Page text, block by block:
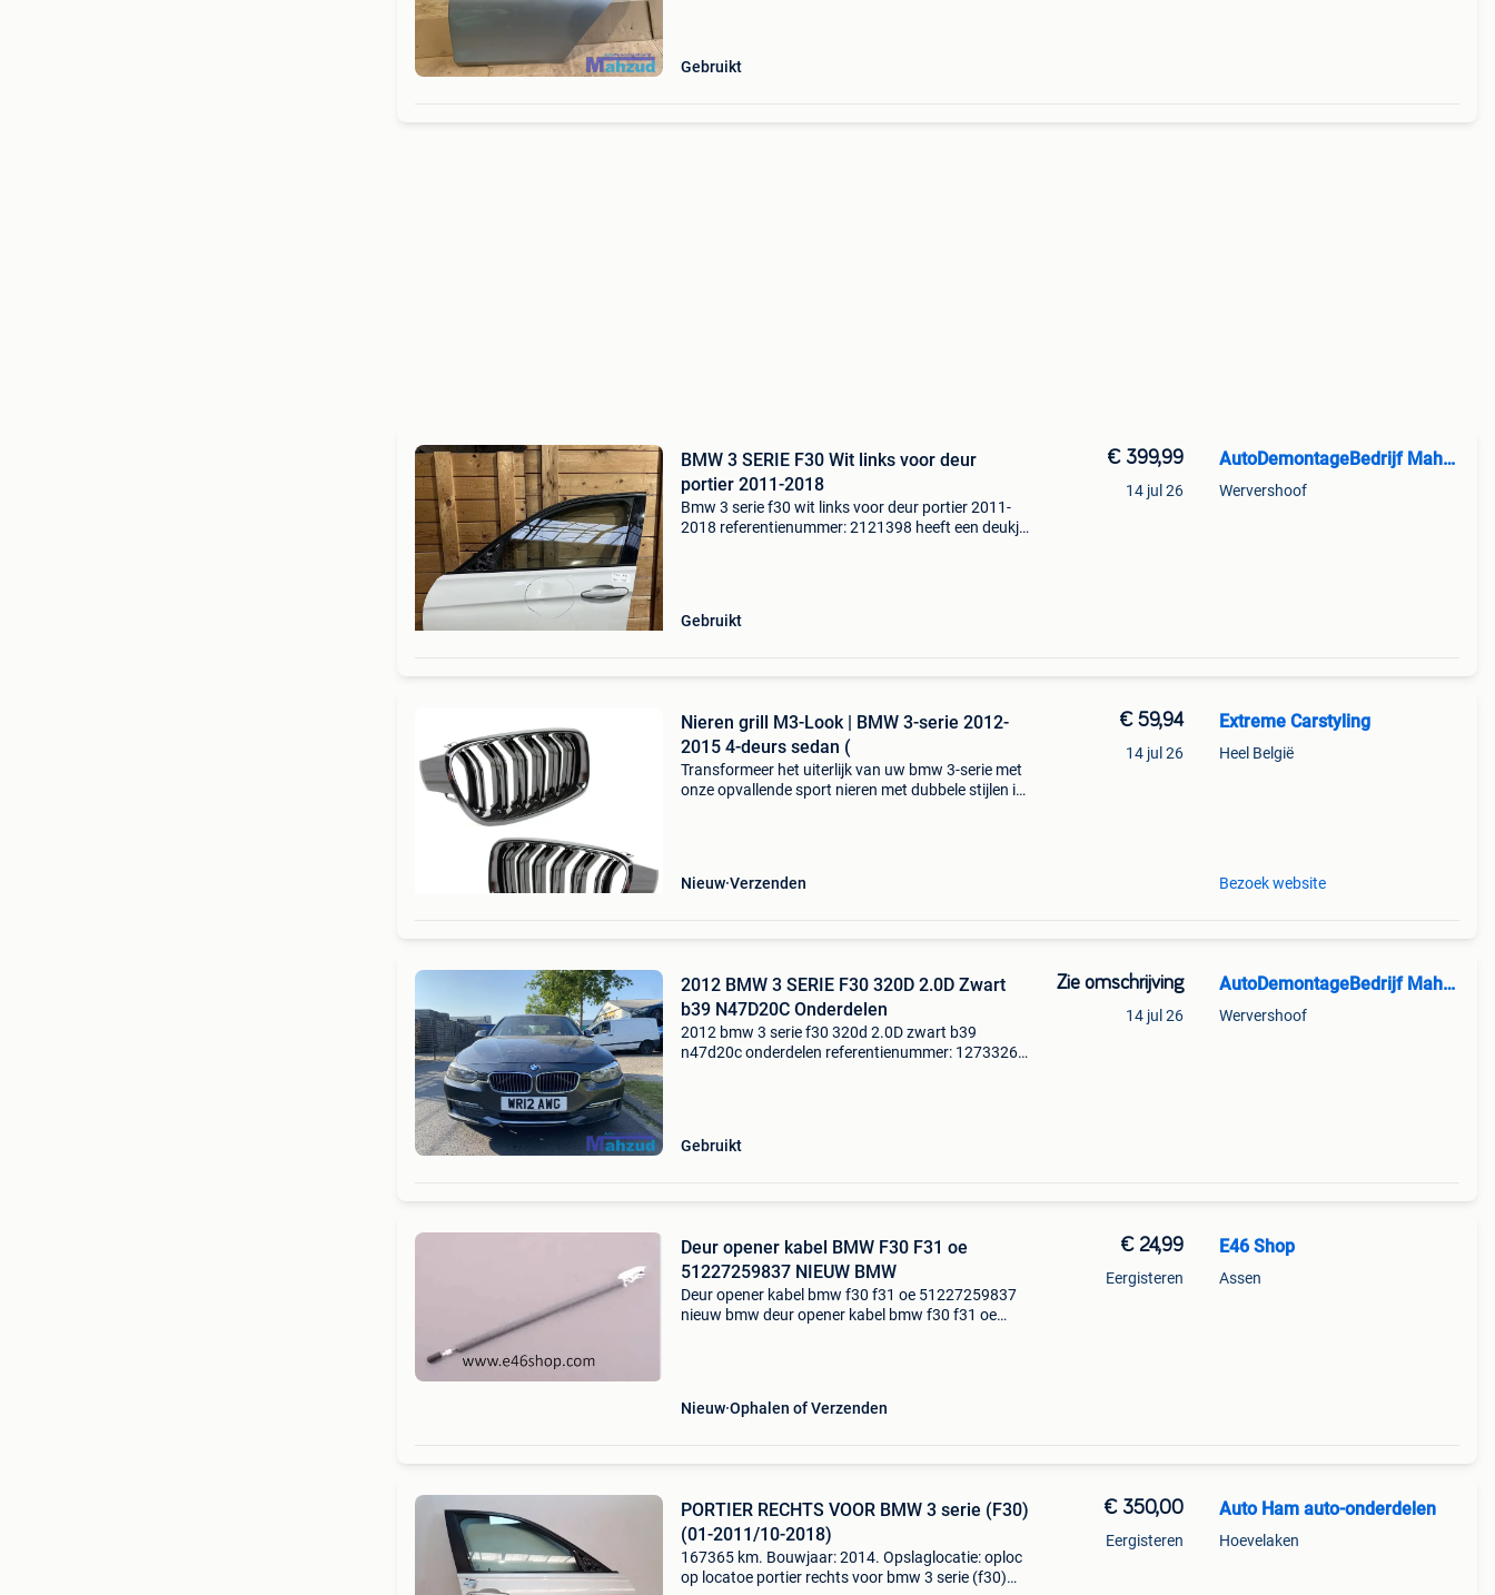
Gebruikt
BMW 3 SERIE F30 Wit links voor deur
portier 2011-2018
Bmw 3 serie f30 wit links voor deur portier 2011-
2018 referentienummer: 2121398 heeft een deukje
Gebruikt
€ 399,99
14 jul 26
AutoDemontageBedrijf Mahzud
Wervershoof
Nieren grill M3-Look | BMW 3-serie 2012-
2015 4-deurs sedan (
Transformeer het uiterlijk van uw bmw 3-serie met
onze opvallende sport nieren met dubbele stijlen in
Nieuw Verzenden
€ 59,94
14 jul 26
Extreme Carstyling
Heel België
Bezoek website
2012 BMW 3 SERIE F30 320D 2.0D Zwart
b39 N47D20C Onderdelen
2012 bmw 3 serie f30 320d 2.0D zwart b39
n47d20c onderdelen referentienummer: 1273326
Gebruikt
Zie omschrijving
14 jul 26
AutoDemontageBedrijf Mahzud
Wervershoof
Deur opener kabel BMW F30 F31 oe
51227259837 NIEUW BMW
Deur opener kabel bmw f30 f31 oe 51227259837
nieuw bmw deur opener kabel bmw f30 f31 oe
Nieuw Ophalen of Verzenden
€ 24,99
Eergisteren
E46 Shop
Assen
PORTIER RECHTS VOOR BMW 3 serie (F30)
(01-2011/10-2018)
167365 km. Bouwjaar: 2014. Opslaglocatie: oploc
op locatoe portier rechts voor bmw 3 serie (f30)
€ 350,00
Eergisteren
Auto Ham auto-onderdelen
Hoevelaken